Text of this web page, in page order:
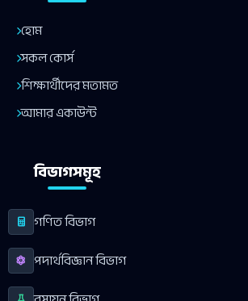
হোম
সকল কোর্স
শিক্ষার্থীদের মতামত
আমার একাউন্ট
বিভাগসমূহ
গণিত বিভাগ
পদার্থবিজ্ঞান বিভাগ